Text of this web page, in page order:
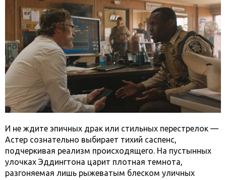
И не ждите эпичных драк или стильных перестрелок —
Астер сознательно выбирает тихий саспенс,
подчеркивая реализм происходящего. На пустынных
улочках Эддингтона царит плотная темнота,
разгоняемая лишь рыжеватым блеском уличных